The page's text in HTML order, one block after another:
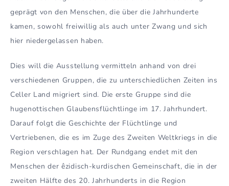
geprägt von den Menschen, die über die Jahrhunderte
kamen, sowohl freiwillig als auch unter Zwang und sich
hier niedergelassen haben.
Dies will die Ausstellung vermitteln anhand von drei
verschiedenen Gruppen, die zu unterschiedlichen Zeiten ins
Celler Land migriert sind. Die erste Gruppe sind die
hugenottischen Glaubensflüchtlinge im 17. Jahrhundert.
Darauf folgt die Geschichte der Flüchtlinge und
Vertriebenen, die es im Zuge des Zweiten Weltkriegs in die
Region verschlagen hat. Der Rundgang endet mit den
Menschen der êzidisch-kurdischen Gemeinschaft, die in der
zweiten Hälfte des 20. Jahrhunderts in die Region